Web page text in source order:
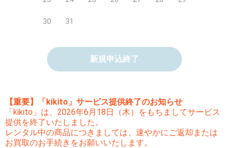
30 31
新規申込終了
【重要】「kikito」サービス提供終了のお知らせ
「kikito」は、2026年6月18日（木）をもちましてサービス
提供を終了いたしました。
レンタル中の商品につきましては、速やかにご返却または
お買取のお手続きをお願いいたします。